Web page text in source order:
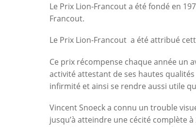
Le Prix Lion-Francout a été fondé en
Francout.
Le Prix Lion-Francout a été attribué
Ce prix récompense chaque année un
activité attestant de ses hautes
infirmité et ainsi se rendre aussi utile
Vincent Snoeck a connu un trouble
jusqu’à atteindre une cécité complète